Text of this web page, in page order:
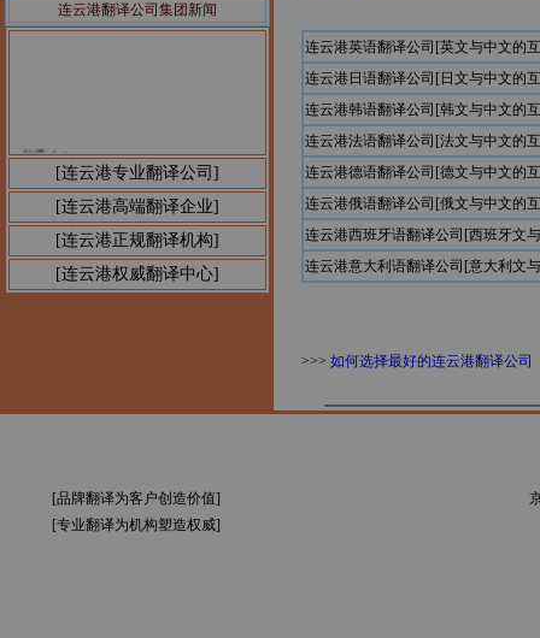
连云港翻译公司集团新闻
[连云港专业翻译公司]
[连云港高端翻译企业]
[连云港正规翻译机构]
[连云港权威翻译中心]
连云港英语翻译公司[英文与中文的
连云港日语翻译公司[日文与中文的
连云港韩语翻译公司[韩文与中文的
连云港法语翻译公司[法文与中文的
连云港德语翻译公司[德文与中文的
连云港俄语翻译公司[俄文与中文的
连云港西班牙语翻译公司[西班牙文
连云港意大利语翻译公司[意大利文
>>> 如何选择最好的连云港翻译公司
[品牌翻译为客户创造价值]
[专业翻译为机构塑造权威]